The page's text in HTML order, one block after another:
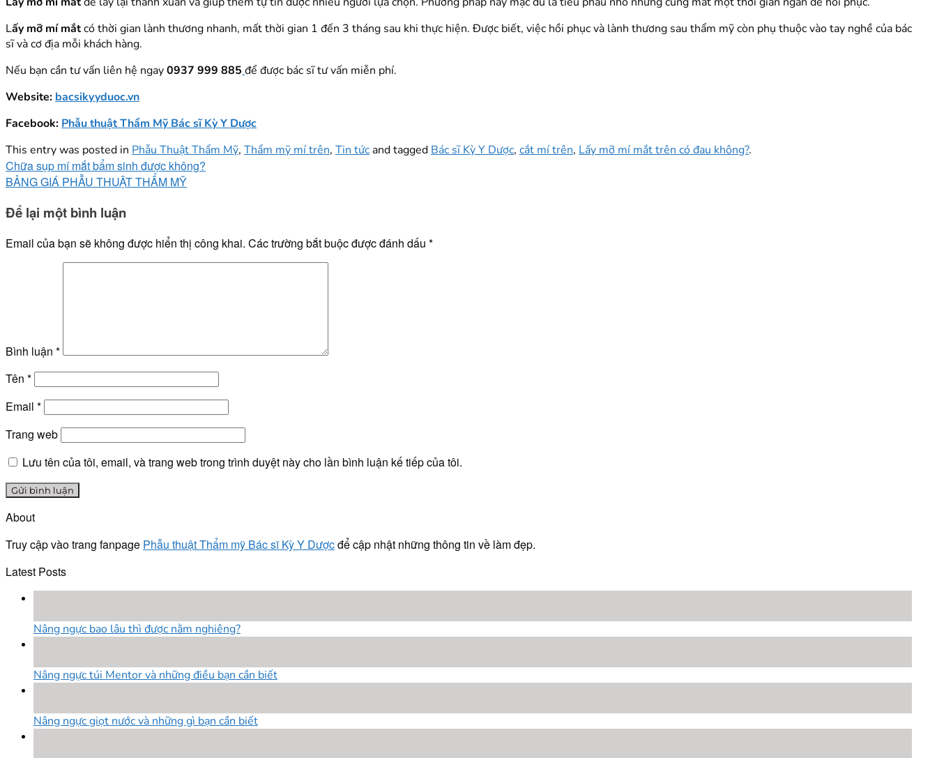
Lấy mỡ mí mắtcó thời gian lành thương nhanh, mất thời gian 1 đến 3 tháng sau khi thực hiện. Được biết, việc hồi phục và lành thương sau thẩm mỹ còn phụ thuộc vào tay nghề của bác
sĩ và cơ địa mỗi khách hàng.
Nếu bạn cần tư vấn liên hệ ngay0937 999 885 để được bác sĩ tư vấn miễn phí.
Website: bacsikyyduoc.vn
Facebook: Phẫu thuật Thẩm Mỹ Bác sĩ Kỳ Y Dược
This entry was posted in Phẫu Thuật Thẩm Mỹ, Thẩm mỹ mí trên, Tin tứcand tagged Bác sĩ Kỳ Y Dược, cắt mí trên, Lấy mỡ mí mắt trên có đau không?.
Chữa sụp mí mắt bẩm sinh được không?
BẢNG GIÁ PHẪU THUẬT THẨM MỸ
Để lại một bình luận
Email của bạn sẽ không được hiển thị công khai. Các trường bắt buộc được đánh dấu *
Bình luận *
Tên *
Email *
Trang web
Lưu tên của tôi, email, và trang web trong trình duyệt này cho lần bình luận kế tiếp của tôi.
About
Truy cập vào trang fanpage Phẫu thuật Thẩm mỹ Bác sĩ Kỳ Y Dượcđể cập nhật những thông tin về làm đẹp.
Latest Posts
Nâng ngực bao lâu thì được nằm nghiêng?
Nâng ngực túi Mentor và những điều bạn cần biết
Nâng ngực giọt nước và những gì bạn cần biết